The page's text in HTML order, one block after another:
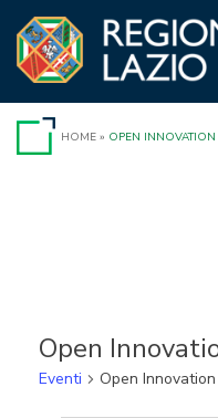
contenuto
HOME » OPEN
Open
Eventi Open